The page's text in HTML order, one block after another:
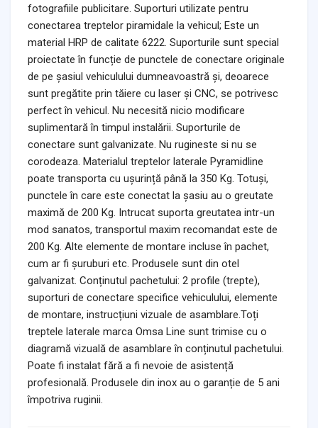
fotografiile publicitare. Suporturi utilizate pentru
conectarea treptelor piramidale la vehicul; Este un
material HRP de calitate 6222. Suporturile sunt special
proiectate în funcție de punctele de conectare originale
de pe șasiul vehiculului dumneavoastră și, deoarece
sunt pregătite prin tăiere cu laser și CNC, se potrivesc
perfect în vehicul. Nu necesită nicio modificare
suplimentară în timpul instalării. Suporturile de
conectare sunt galvanizate. Nu rugineste si nu se
corodeaza. Materialul treptelor laterale Pyramidline
poate transporta cu ușurință până la 350 Kg. Totuși,
punctele în care este conectat la șasiu au o greutate
maximă de 200 Kg. Intrucat suporta greutatea intr-un
mod sanatos, transportul maxim recomandat este de
200 Kg. Alte elemente de montare incluse în pachet,
cum ar fi șuruburi etc. Produsele sunt din otel
galvanizat. Conținutul pachetului: 2 profile (trepte),
suporturi de conectare specifice vehiculului, elemente
de montare, instrucțiuni vizuale de asamblare.Toți
treptele laterale marca Omsa Line sunt trimise cu o
diagramă vizuală de asamblare în conținutul pachetului.
Poate fi instalat fără a fi nevoie de asistență
profesională. Produsele din inox au o garanție de 5 ani
împotriva ruginii.